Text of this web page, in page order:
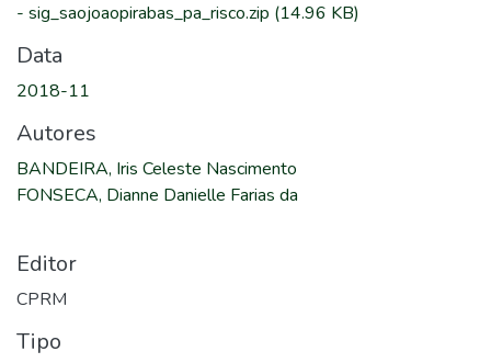
- sig_saojoaopirabas_pa_risco.zip (14.96 KB)
Data
2018-11
Autores
BANDEIRA, Iris Celeste Nascimento
FONSECA, Dianne Danielle Farias da
Editor
CPRM
Tipo